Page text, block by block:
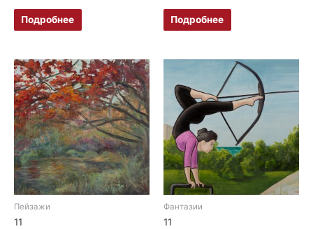
Подробнее Подробнее
Пейзажи
11
Фантазии
11